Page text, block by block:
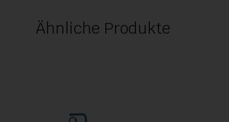
Ähnliche Produkte